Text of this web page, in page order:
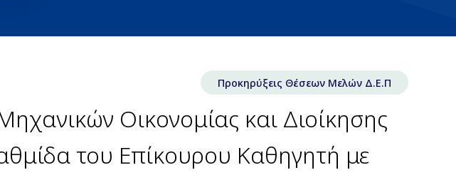
Προκηρύξεις Θέσεων Μελών Δ.Ε.Π
Οικονομίας και Διοίκησης
του Επίκουρου Καθηγητή με